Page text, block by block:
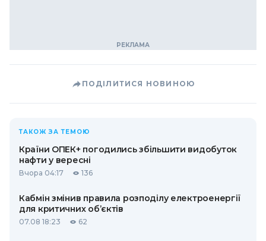
ПОДІЛИТИСЯ НОВИНОЮ
ТАКОЖ ЗА ТЕМОЮ
Країни ОПЕК+ погодились збільшити видобуток
нафти у вересні
Вчора 04:17 136
Кабмін змінив правила розподілу електроенергії
для критичних об’єктів
07.08 18:23 62